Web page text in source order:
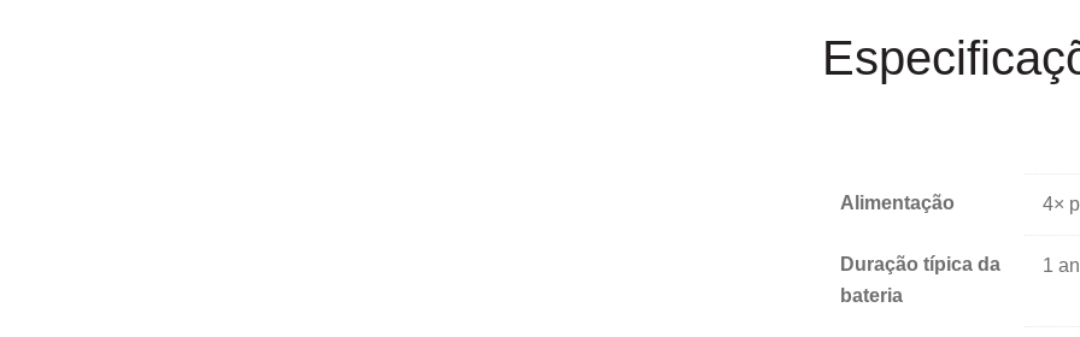
Alimentação 4×
Duração típica da
bateria
1